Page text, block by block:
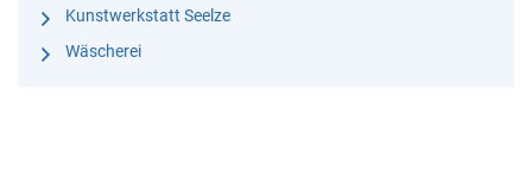
Kunstwerkstatt Seelze
Wäscherei